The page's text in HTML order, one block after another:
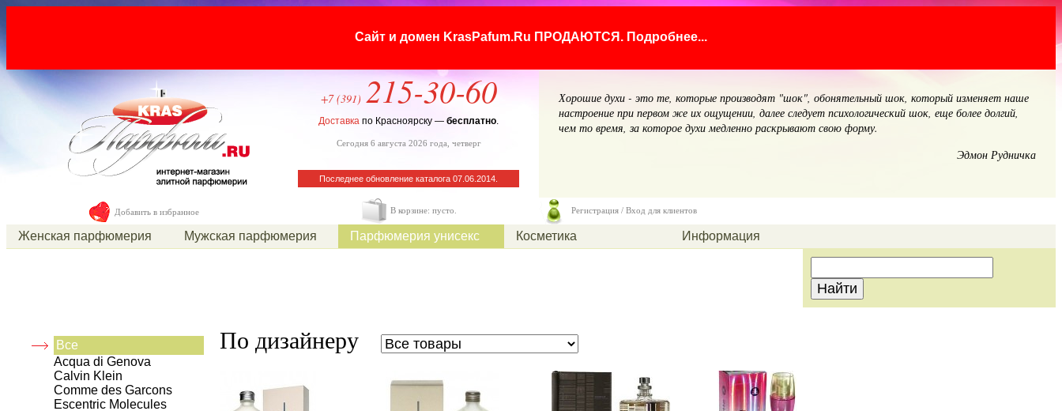
Сайт и домен KrasPafum.Ru ПРОДАЮТСЯ. Подробнее...
+7 (391) 215-30-60
Доставка по Красноярску — бесплатно.
Сегодня 6 августа 2026 года, четверг
Последнее обновление каталога 07.06.2014.
Хорошие духи - это те, которые производят "шок", обонятельный шок, который изменяет наше
настроение при первом же их ощущении, далее следует психологический шок, еще более долгий,
чем то время, за которое духи медленно раскрывают свою форму.
Эдмон Рудничка
Добавить в избранное В корзине: пусто. Регистрация / Вход для клиентов
Женская парфюмерия Мужская парфюмерия Парфюмерия унисекс Косметика Информация
Все
Acqua di Genova
Calvin Klein
Comme des Garcons
Escentric Molecules
По дизайнеру